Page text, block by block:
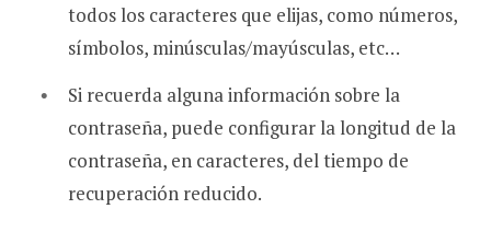
todos los caracteres que elijas, como números,
símbolos, minúsculas/mayúsculas, etc…
Si recuerda alguna información sobre la
contraseña, puede configurar la longitud de la
contraseña, en caracteres, del tiempo de
recuperación reducido.